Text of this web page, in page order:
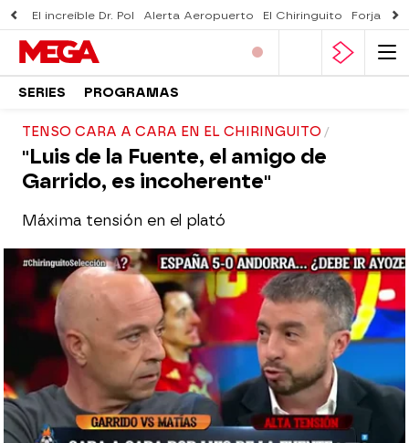
El increíble Dr. Pol Alerta Aeropuerto El Chiringuito Forjado
SERIES PROGRAMAS
TENSO CARA A CARA EN EL CHIRINGUITO
"Luis de la Fuente, el amigo de
Garrido, es incoherente"
Máxima tensión en el plató
El Chiringuito
Publicado:06 de junio de 2024, 01:54